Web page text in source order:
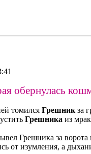
обернулась
томился Грешник за
Грешника из
Грешника за
от изумления, а